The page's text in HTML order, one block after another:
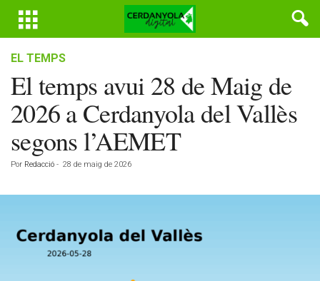
EL TEMPS
El temps avui 28 de Maig de
2026 a Cerdanyola del Vallès
segons l’AEMET
Por Redacció - 28 de maig de 2026